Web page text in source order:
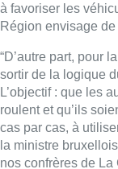
à favoriser les
Région envisage
“D’autre part, pour
sortir de la logique
L’objectif : que les
roulent et qu’ils
cas par cas, à
la ministre
nos confrères de La